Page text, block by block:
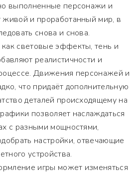
выполненные персонажи и
живой и проработанный мир, в
снова и снова.
световые эффекты, тень и
реалистичности и
Движения персонажей и
что придаёт дополнительную
деталей происходящему на
позволяет наслаждаться
с разными мощностями,
настройки, отвечающие
устройства.
игры может изменяться